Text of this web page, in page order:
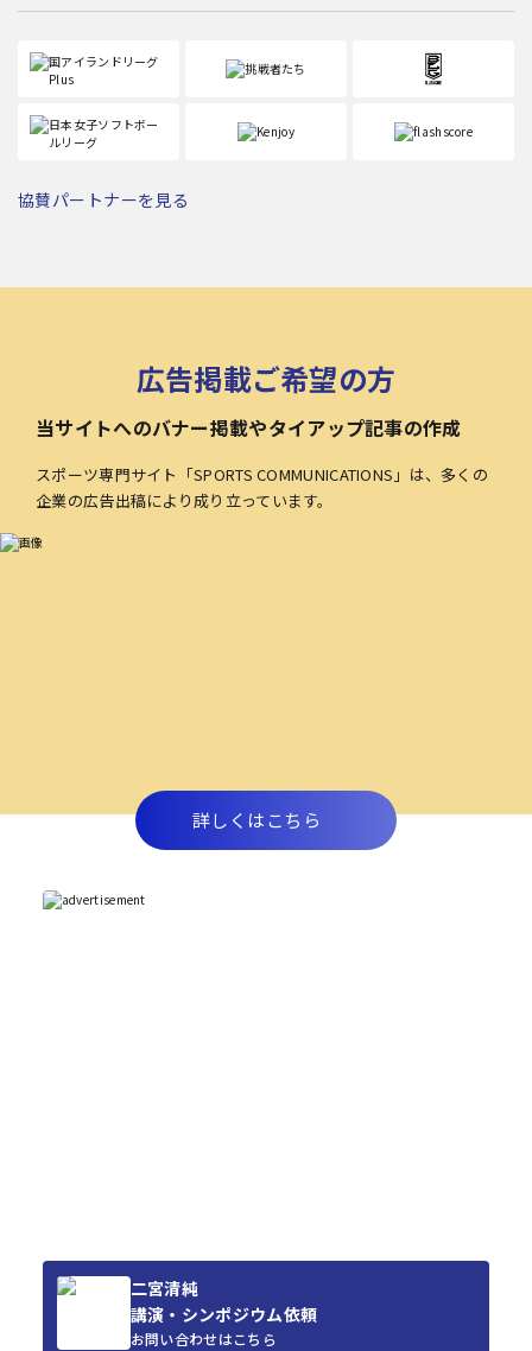
協賛パートナーを見る
広告掲載ご希望の方
当サイトへのバナー掲載やタイアップ記事の作成
スポーツ専門サイト「SPORTS COMMUNICATIONS」は、多くの
企業の広告出稿により成り立っています。
詳しくはこちら
二宮清純
講演・シンポジウム依頼
お問い合わせはこちら